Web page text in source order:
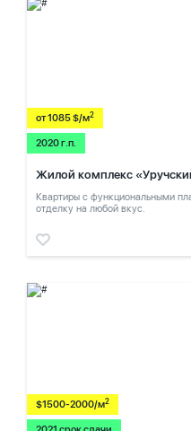
от 1085 $/м2
2020 г.п.
Жилой комплекс
Квартиры с функциональными
отделку на любой вкус.
$1500-2000/м2